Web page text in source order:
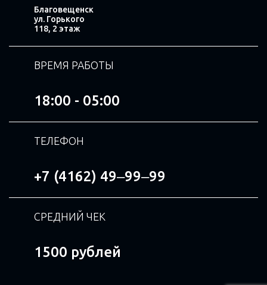
Благовещенск
ул. Горького
118, 2 этаж
ВРЕМЯ РАБОТЫ
18:00 - 05:00
ТЕЛЕФОН
+7 (4162) 49‒99‒99
СРЕДНИЙ ЧЕК
1500 рублей